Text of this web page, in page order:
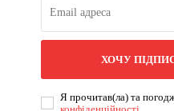
ХОЧУ
Я прочитав(ла) та